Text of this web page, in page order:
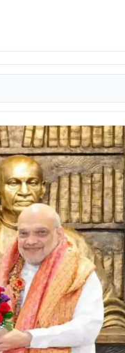
• 27 Mar, 2026